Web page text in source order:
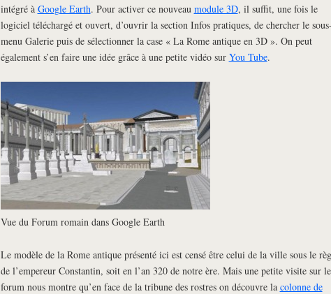
intégré à Google Earth. Pour activer ce nouveau module 3D, il suffit, une fois le
logiciel téléchargé et ouvert, d’ouvrir la section Infos pratiques, de chercher le
menu Galerie puis de sélectionner la case « La Rome antique en 3D ». On peut
également s’en faire une idée grâce à une petite vidéo sur You Tube.
Vue du Forum romain dans Google Earth
Le modèle de la Rome antique présenté ici est censé être celui de la ville sous le
de l’empereur Constantin, soit en l’an 320 de notre ère. Mais une petite visite sur le
forum nous montre qu’en face de la tribune des rostres on découvre la colonne de